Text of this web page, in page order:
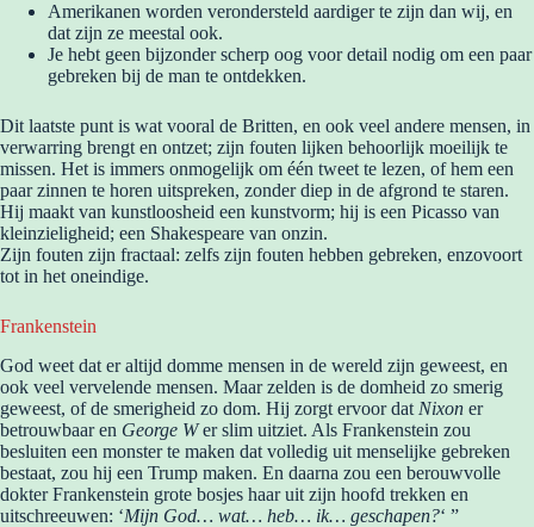
Amerikanen worden verondersteld aardiger te zijn dan wij, en
dat zijn ze meestal ook.
Je hebt geen bijzonder scherp oog voor detail nodig om een paar
gebreken bij de man te ontdekken.
Dit laatste punt is wat vooral de Britten, en ook veel andere mensen, in
verwarring brengt en ontzet; zijn fouten lijken behoorlijk moeilijk te
missen. Het is immers onmogelijk om één tweet te lezen, of hem een
paar zinnen te horen uitspreken, zonder diep in de afgrond te staren.
Hij maakt van kunstloosheid een kunstvorm; hij is een Picasso van
kleinzieligheid; een Shakespeare van onzin.
Zijn fouten zijn fractaal: zelfs zijn fouten hebben gebreken, enzovoort
tot in het oneindige.
Frankenstein
God weet dat er altijd domme mensen in de wereld zijn geweest, en
ook veel vervelende mensen. Maar zelden is de domheid zo smerig
geweest, of de smerigheid zo dom. Hij zorgt ervoor dat Nixon er
betrouwbaar en George Wer slim uitziet. Als Frankenstein zou
besluiten een monster te maken dat volledig uit menselijke gebreken
bestaat, zou hij een Trump maken. En daarna zou een berouwvolle
dokter Frankenstein grote bosjes haar uit zijn hoofd trekken en
uitschreeuwen: ‘Mijn God… wat… heb… ik… geschapen?‘ ”